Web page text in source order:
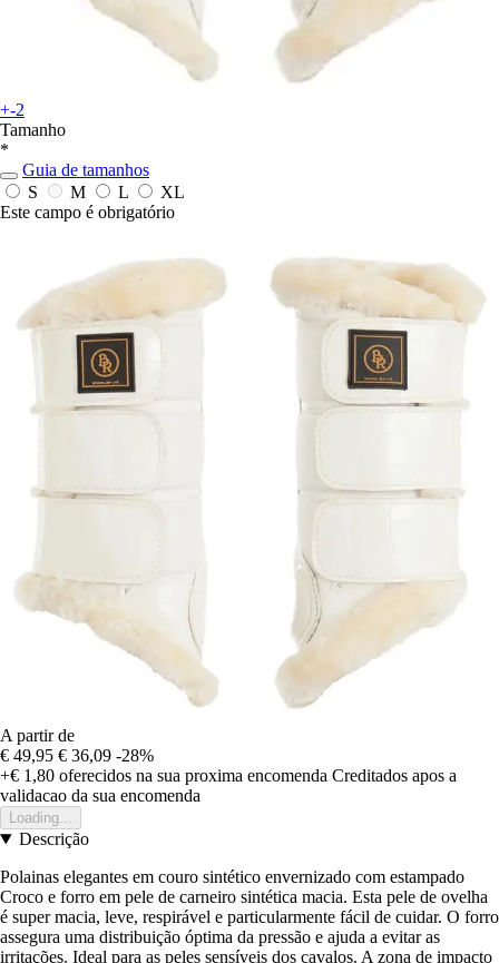
+-2
Tamanho
*
Guia de tamanhos
S
M L
XL
Este campo é obrigatório
A partir de
€ 49,95 € 36,09 -28%
+€ 1,80 oferecidos na sua proxima encomenda Creditados apos a
validacao da sua encomenda
Loading...
Descrição
Polainas elegantes em couro sintético envernizado com estampado
Croco e forro em pele de carneiro sintética macia. Esta pele de ovelha
é super macia, leve, respirável e particularmente fácil de cuidar. O forro
assegura uma distribuição óptima da pressão e ajuda a evitar as
irritações. Ideal para as peles sensíveis dos cavalos. A zona de impacto